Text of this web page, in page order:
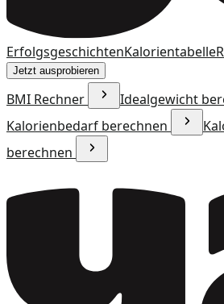
ErfolgsgeschichtenKalorientabelle
Jetzt ausprobieren
BMI Rechner
Idealgewicht
Kalorienbedarf berechnen
berechnen